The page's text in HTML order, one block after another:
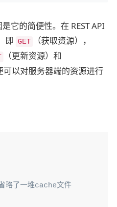
它的简便性。在 REST API
即 GET （获取资源），
（更新资源）和
可以对服务器端的资源进行
了一堆cache文件